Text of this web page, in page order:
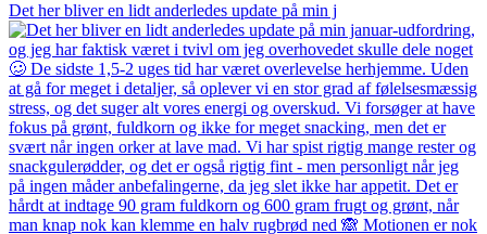
Det her bliver en lidt anderledes update på min j